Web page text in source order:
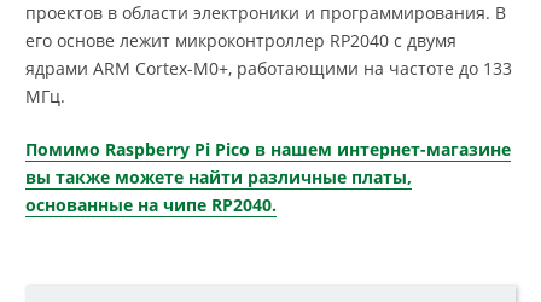
проектов в области электроники и программирования. В
его основе лежит микроконтроллер RP2040 с двумя
ядрами ARM Cortex-M0+, работающими на частоте до 133
МГц.
Помимо Raspberry Pi Pico в нашем интернет-магазине
вы также можете найти различные платы,
основанные на чипе RP2040.